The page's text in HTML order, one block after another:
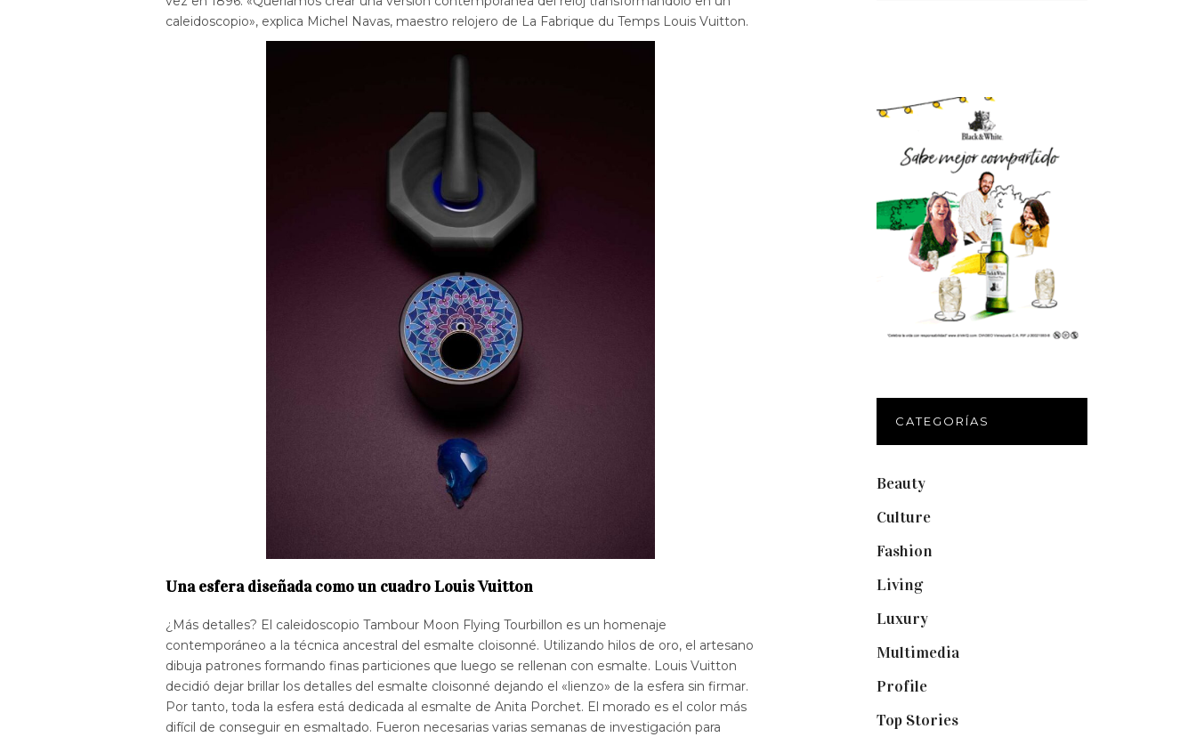
caleidoscopio», explica Michel Navas, maestro relojero de La Fabrique du Temps Louis Vuitton.
Una esfera diseñada como un cuadro Louis Vuitton
¿Más detalles? El caleidoscopio Tambour Moon Flying Tourbillon es un homenaje
contemporáneo a la técnica ancestral del esmalte cloisonné. Utilizando hilos de oro, el artesano
dibuja patrones formando finas particiones que luego se rellenan con esmalte. Louis Vuitton
decidió dejar brillar los detalles del esmalte cloisonné dejando el «lienzo» de la esfera sin firmar.
Por tanto, toda la esfera está dedicada al esmalte de Anita Porchet. El morado es el color más
difícil de conseguir en esmaltado. Fueron necesarias varias semanas de investigación para
CATEGORÍAS
Beauty(250)
Culture(132)
Fashion
Living(337)
Luxury(664)
Multimedia(10)
Profile(8)
Top Stories(123)